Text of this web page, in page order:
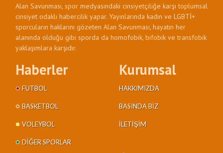
Alan Savunması, spor medyasındaki cinsiyetçiliğe karşı toplumsal
cinsiyet odaklı habercilik yapar. Yayınlarında kadın ve LGBTİ+
sporcuların haklarını gözeten Alan Savunması, hayatın her
alanında olduğu gibi sporda da homofobik, bifobik ve transfobik
yaklaşımlara karşıdır.
Haberler
FUTBOL
BASKETBOL
VOLEYBOL
DIĞER SPORLAR
Kurumsal
HAKKIMIZDA
BASINDA BIZ
İLETIŞIM